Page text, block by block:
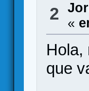
2
«
Hola,
que